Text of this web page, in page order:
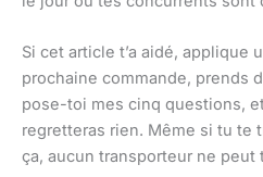
Si cet article t’a aidé, applique
prochaine commande, prends
pose-toi mes cinq questions,
regretteras rien. Même si tu te
ça, aucun transporteur ne peut